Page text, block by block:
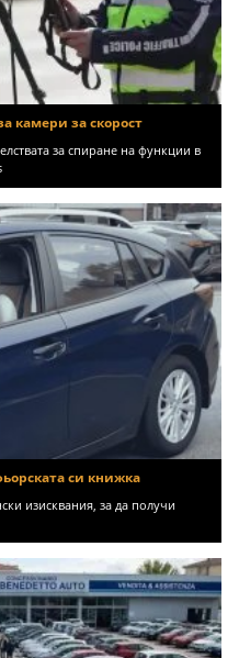
камери за скорост
за спиране на функции в
си книжка
изисквания, за да получи